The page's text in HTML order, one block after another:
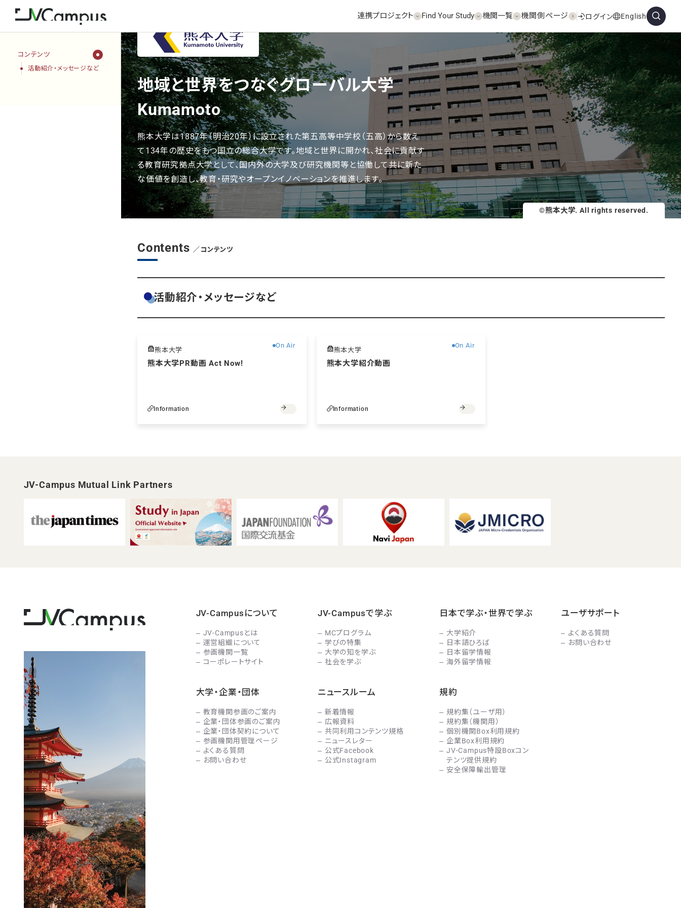
連携プロジェクト Find Your Study 機関一覧 機関側ページ ログイン English
コンテンツ
活動紹介・メッセージなど
地域と世界をつなぐグローバル大学
Kumamoto
熊本大学は1887年（明治20年）に設立された第五高等中学校（五高）から数え
て134年の歴史をもつ国立の総合大学です。地域と世界に開かれ、社会に貢献す
る教育研究拠点大学として、国内外の大学及び研究機関等と協働して共に新た
な価値を創造し、教育・研究やオープンイノベーションを推進します。
©熊本大学. All rights reserved.
Contents ／コンテンツ
活動紹介・メッセージなど
On Air
無料
熊本大学
熊本大学PR動画 Act Now!
Information
On Air
無料
熊本大学
熊本大学紹介動画
Information
JV-Campus Mutual Link Partners
JV-Campusについて
JV-Campusとは
運営組織について
参画機関一覧
コーポレートサイト
JV-Campusで学ぶ
MCプログラム
学びの特集
大学の知を学ぶ
社会を学ぶ
日本で学ぶ・世界で学ぶ
大学紹介
日本語ひろば
日本留学情報
海外留学情報
ユーザサポート
よくある質問
お問い合わせ
大学・企業・団体
教育機関参画のご案内
企業・団体参画のご案内
企業・団体契約について
参画機関用管理ページ
よくある質問
お問い合わせ
ニュースルーム
新着情報
広報資料
共同利用コンテンツ規格
ニュースレター
公式Facebook
公式Instagram
規約
規約集（ユーザ用）
規約集（機関用）
個別機関Box利用規約
企業Box利用規約
JV-Campus特設Boxコン
テンツ提供規約
安全保障輸出管理